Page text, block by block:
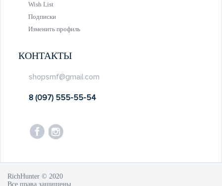
Wish List
Подписки
Изменить профиль
КОНТАКТЫ
shopsmf@gmail.com
8 (097) 555-55-54
RichHunter © 2020
Все права защищены